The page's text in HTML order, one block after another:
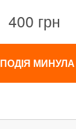
400 грн
ПОДІЯ МИНУЛА